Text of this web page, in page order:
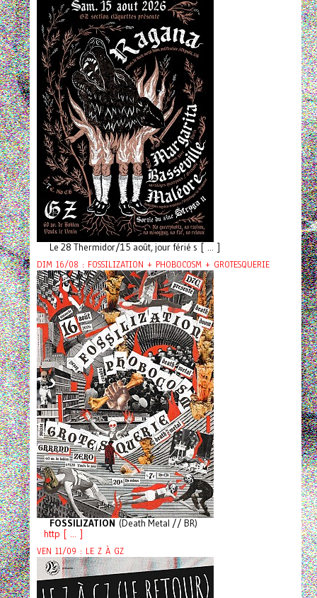
Le 28 Thermidor/15 août, jour férié s [ ... ]
DIM 16/08 : FOSSILIZATION + PHOBOCOSM + GROTESQUERIE
FOSSILIZATION (Death Metal // BR)
http [ ... ]
VEN 11/09 : LE Z À GZ